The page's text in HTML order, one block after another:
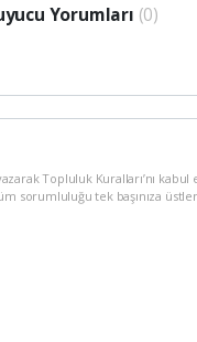
Yorumları (0)
Topluluk Kuralları’nı
sorumluluğu tek başınıza